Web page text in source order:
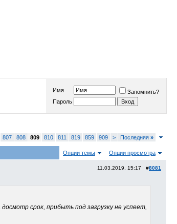
Имя
Запомнить?
Пароль
807 808 809 810 811 819 859 909 > Последняя »
Опции темы Опции просмотра
11.03.2019, 15:17 #8081
срок, прибыть под загрузку не успеет,